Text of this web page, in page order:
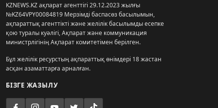
KZNEWS.KZ ақпарат агенттігі 29.12.2023 жылғы
№KZ64VPY00084819 Мерзімді баспасөз басылымын,
ақпараттық агенттікті және желілік басылымды есепке
қою туралы куәлігі, Ақпарат және коммуникация
министрлігінің Ақпарат комитетімен берілген.
Бұл желілік ресурстың ақпараттық өнімдері 18 жастан
асқан азаматтарға арналған.
БІЗГЕ ЖАЗЫЛУ